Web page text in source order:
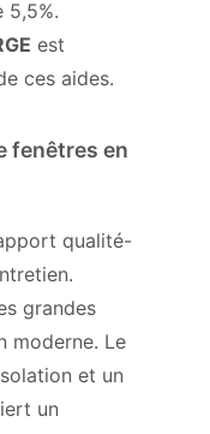
5,5%.
est
ces aides.
fenêtres en
qualité-
grandes
moderne. Le
et un
un